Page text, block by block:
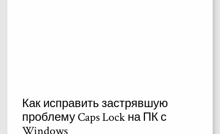
Как исправить застрявшую
проблему Caps Lock на ПК с
Windows